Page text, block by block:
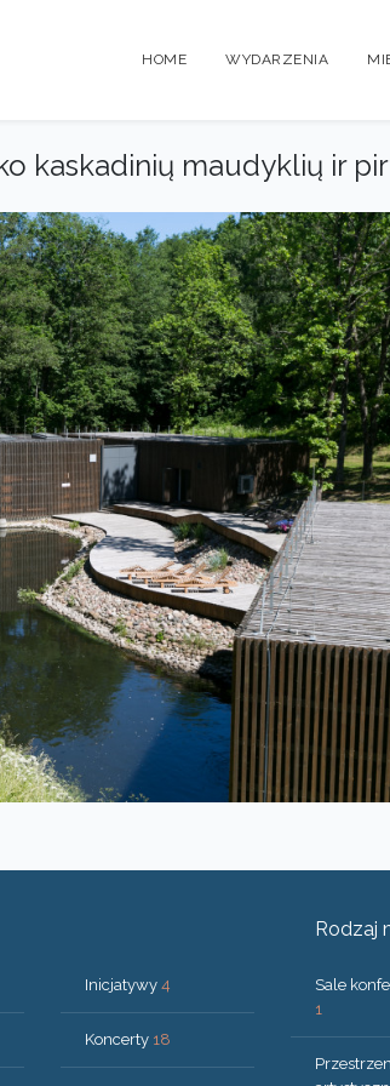
HOME WYDARZENIA
kaskadinių maudyklių ir
Inicjatywy 4
Koncerty 18
Rodzaj
Sale
1